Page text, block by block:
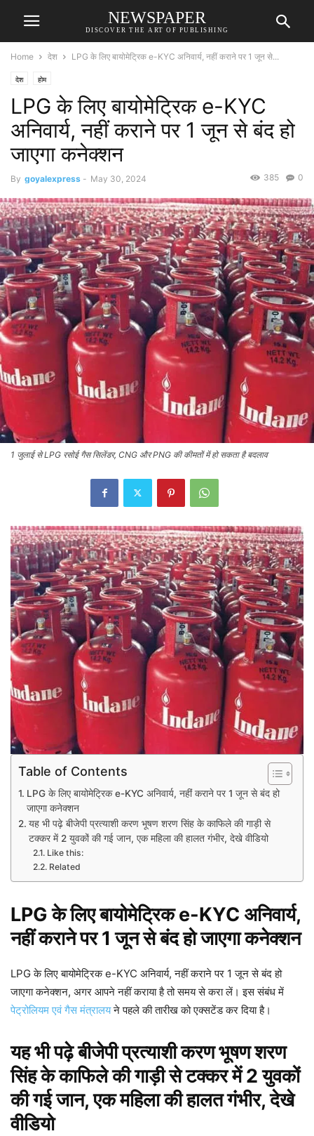
NEWSPAPER
DISCOVER THE ART OF PUBLISHING
Home देश LPG के लिए बायोमेट्रिक e-KYC अनिवार्य, नहीं कराने पर 1 जून से...
देश होम
LPG के लिए बायोमेट्रिक e-KYC
अनिवार्य, नहीं कराने पर 1 जून से बंद हो
जाएगा कनेक्शन
By goyalexpress - May 30, 2024 0
385
1 जुलाई से LPG रसोई गैस सिलेंडर, CNG और PNG की कीमतों में हो सकता है बदलाव
Table of Contents
LPG के लिए बायोमेट्रिक e-KYC अनिवार्य, नहीं कराने पर 1 जून से बंद हो
जाएगा कनेक्शन
यह भी पढ़े बीजेपी प्रत्याशी करण भूषण शरण सिंह के काफिले की गाड़ी से
टक्कर में 2 युवकों की गई जान, एक महिला की हालत गंभीर, देखे वीडियो
Like this:
Related
LPG के लिए बायोमेट्रिक e-KYC अनिवार्य,
नहीं कराने पर 1 जून से बंद हो जाएगा कनेक्शन
LPG के लिए बायोमेट्रिक e-KYC अनिवार्य, नहीं कराने पर 1 जून से बंद हो
जाएगा कनेक्शन, अगर आपने नहीं कराया है तो समय से करा लें। इस संबंध में
पेट्रोलियम एवं गैस मंत्रालयने पहले की तारीख को एक्सटेंड कर दिया है।
यह भी पढ़ेबीजेपी प्रत्याशी करण भूषण शरण
सिंह के काफिले की गाड़ी से टक्कर में 2 युवकों
की गई जान, एक महिला की हालत गंभीर, देखे
वीडियो